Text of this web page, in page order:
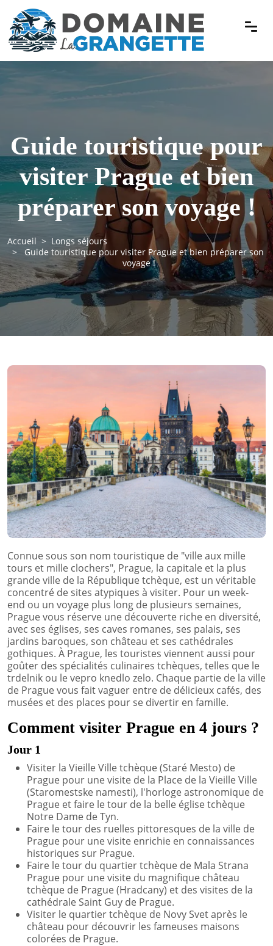
Guide touristique pour
visiter Prague et bien
préparer son voyage !
Accueil
Longs séjours
Guide touristique pour visiter Prague et bien préparer son
voyage !
Connue sous son nom touristique de "ville aux mille
tours et mille clochers", Prague, la capitale et la plus
grande ville de la République tchèque, est un véritable
concentré de sites atypiques à visiter. Pour un week-
end ou un voyage plus long de plusieurs semaines,
Prague vous réserve une découverte riche en diversité,
avec ses églises, ses caves romanes, ses palais, ses
jardins baroques, son château et ses cathédrales
gothiques. À Prague, les touristes viennent aussi pour
goûter des spécialités culinaires tchèques, telles que le
trdelnik ou le vepro knedlo zelo. Chaque partie de la ville
de Prague vous fait vaguer entre de délicieux cafés, des
musées et des places pour se divertir en famille.
Comment visiter Prague en 4 jours ?
Jour 1
Visiter la Vieille Ville tchèque (Staré Mesto) de
Prague pour une visite de la Place de la Vieille Ville
(Staromestske namesti), l'horloge astronomique de
Prague et faire le tour de la belle église tchèque
Notre Dame de Tyn.
Faire le tour des ruelles pittoresques de la ville de
Prague pour une visite enrichie en connaissances
historiques sur Prague.
Faire le tour du quartier tchèque de Mala Strana
Prague pour une visite du magnifique château
tchèque de Prague (Hradcany) et des visites de la
cathédrale Saint Guy de Prague.
Visiter le quartier tchèque de Novy Svet après le
château pour découvrir les fameuses maisons
colorées de Prague.